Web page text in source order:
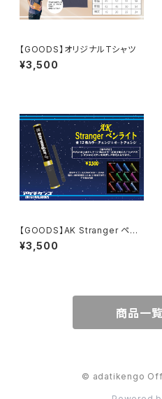
【GOODS】オリジナルTシャツ
¥3,500
【GOODS】AK Stranger ペン
ライト
¥3,500
商品一
© adatikengo